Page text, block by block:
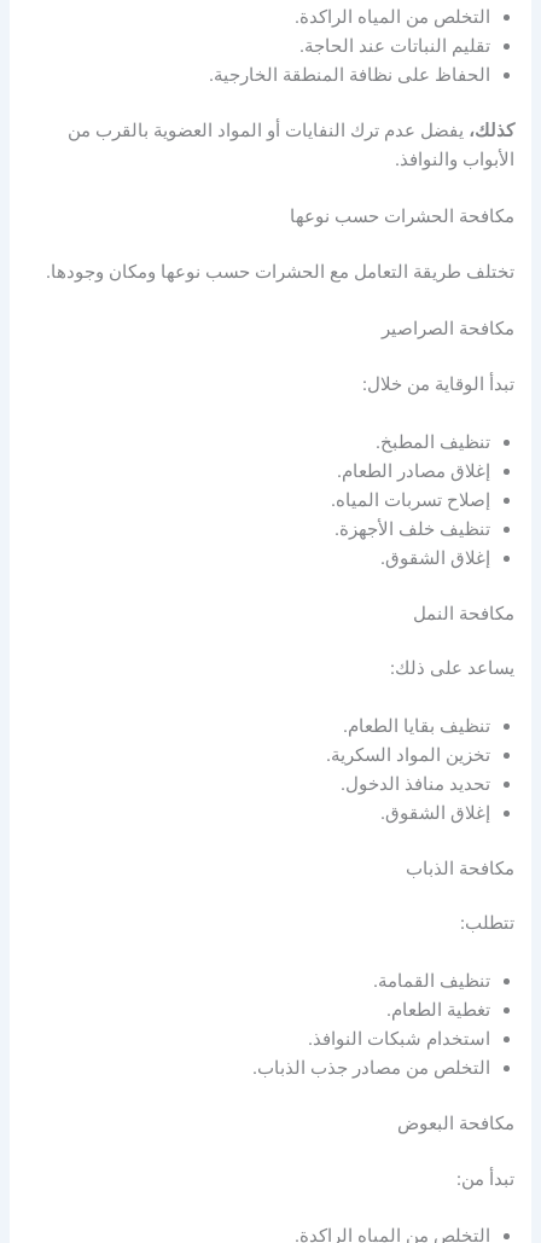
التخلص من المياه الراكدة.
تقليم النباتات عند الحاجة.
الحفاظ على نظافة المنطقة الخارجية.
كذلك، يفضل عدم ترك النفايات أو المواد العضوية بالقرب من
الأبواب والنوافذ.
مكافحة الحشرات حسب نوعها
تختلف طريقة التعامل مع الحشرات حسب نوعها ومكان وجودها.
مكافحة الصراصير
تبدأ الوقاية من خلال:
تنظيف المطبخ.
إغلاق مصادر الطعام.
إصلاح تسربات المياه.
تنظيف خلف الأجهزة.
إغلاق الشقوق.
مكافحة النمل
يساعد على ذلك:
تنظيف بقايا الطعام.
تخزين المواد السكرية.
تحديد منافذ الدخول.
إغلاق الشقوق.
مكافحة الذباب
تتطلب:
تنظيف القمامة.
تغطية الطعام.
استخدام شبكات النوافذ.
التخلص من مصادر جذب الذباب.
مكافحة البعوض
تبدأ من:
التخلص من المياه الراكدة.